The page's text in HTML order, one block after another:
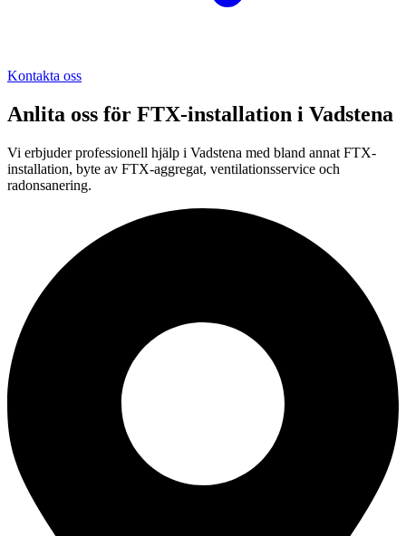
Kontakta oss
Anlita oss för FTX-installation i Vadstena
Vi erbjuder professionell hjälp i Vadstena med bland annat FTX-
installation, byte av FTX-aggregat, ventilationsservice och
radonsanering.